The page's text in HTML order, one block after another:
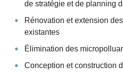
de stratégie et de planning
Rénovation et extension
existantes
Élimination des
Conception et construction